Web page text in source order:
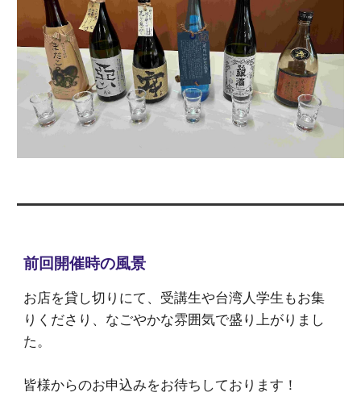
前回開催時の風景
お店を貸し切りにて、受講生や台湾人学生もお集
りくださり、なごやかな雰囲気で盛り上がりまし
た。
皆様からのお申込みをお待ちしております！